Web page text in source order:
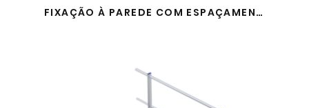
FIXAÇÃO À PAREDE COM ESPAÇAMENTO